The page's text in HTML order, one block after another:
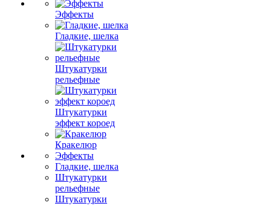
Эффекты
Гладкие, шелка
Штукатурки
рельефные
Штукатурки
эффект короед
Кракелюр
Эффекты
Гладкие, шелка
Штукатурки
рельефные
Штукатурки